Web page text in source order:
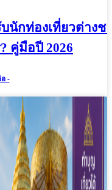
นักท่องเที่ยวต่างช
คู่มือปี 2026
-